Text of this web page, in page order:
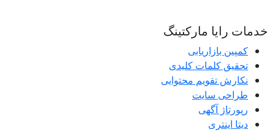
خدمات رایا مارکتینگ
کمپین بازاریابی
تحقیق کلمات کلیدی
نکارش تقویم محتوایی
طراحی سایت
رپورتاژ آگهی
دیتا اینتری